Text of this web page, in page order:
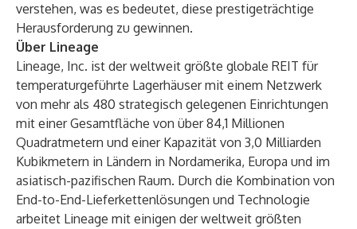
verstehen, was es bedeutet, diese prestigeträchtige
Herausforderung zu gewinnen.
Über Lineage
Lineage, Inc. ist der weltweit größte globale REIT für
temperaturgeführte Lagerhäuser mit einem Netzwerk
von mehr als 480 strategisch gelegenen Einrichtungen
mit einer Gesamtfläche von über 84,1 Millionen
Quadratmetern und einer Kapazität von 3,0 Milliarden
Kubikmetern in Ländern in Nordamerika, Europa und im
asiatisch-pazifischen Raum. Durch die Kombination von
End-to-End-Lieferkettenlösungen und Technologie
arbeitet Lineage mit einigen der weltweit größten